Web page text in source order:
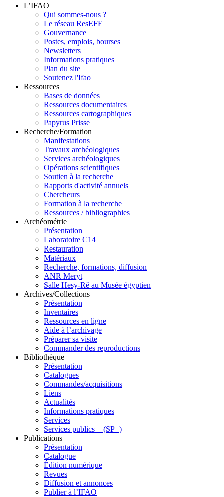
L’IFAO
Qui sommes-nous ?
Le réseau ResEFE
Gouvernance
Postes, emplois, bourses
Newsletters
Informations pratiques
Plan du site
Soutenez l'Ifao
Ressources
Bases de données
Ressources documentaires
Ressources cartographiques
Papyrus Prisse
Recherche/Formation
Manifestations
Travaux archéologiques
Services archéologiques
Opérations scientifiques
Soutien à la recherche
Rapports d'activité annuels
Chercheurs
Formation à la recherche
Ressources / bibliographies
Archéométrie
Présentation
Laboratoire C14
Restauration
Matériaux
Recherche, formations, diffusion
ANR Meryt
Salle Hesy-Rê au Musée égyptien
Archives/Collections
Présentation
Inventaires
Ressources en ligne
Aide à l’archivage
Préparer sa visite
Commander des reproductions
Bibliothèque
Présentation
Catalogues
Commandes/acquisitions
Liens
Actualités
Informations pratiques
Services
Services publics + (SP+)
Publications
Présentation
Catalogue
Édition numérique
Revues
Diffusion et annonces
Publier à l’IFAO